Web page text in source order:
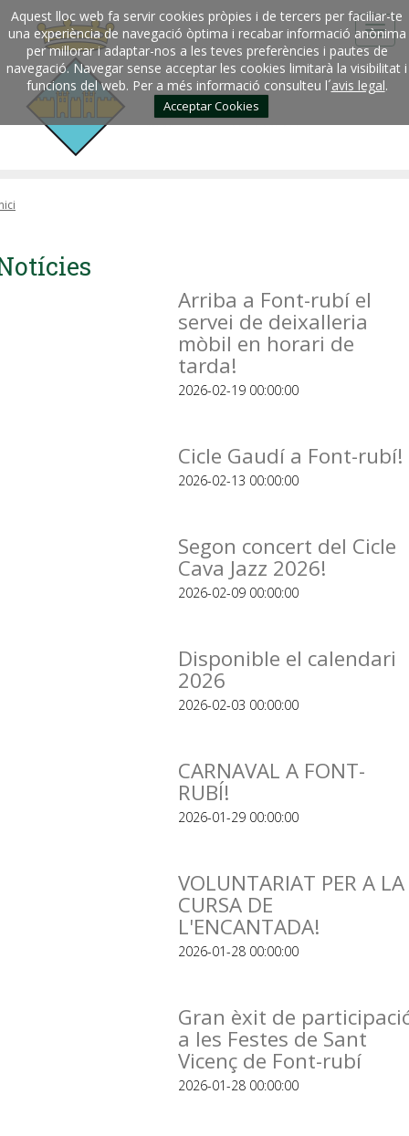
Aquest lloc web fa servir cookies pròpies i de tercers per faciliar-te
una experiència de navegació òptima i recabar informació anònima
per millorar i adaptar-nos a les teves preferències i pautes de
navegació. Navegar sense acceptar les cookies limitarà la visibilitat i
funcions del web. Per a més informació consulteu l´avis legal.
Acceptar Cookies
Arriba a Font-rubí el
servei de deixalleria
mòbil en horari de
tarda!
2026-02-19 00:00:00
Cicle Gaudí a Font-rubí!
2026-02-13 00:00:00
Segon concert del Cicle
Cava Jazz 2026!
2026-02-09 00:00:00
Disponible el calendari
2026
2026-02-03 00:00:00
CARNAVAL A FONT-
RUBÍ!
2026-01-29 00:00:00
VOLUNTARIAT PER A LA
CURSA DE
L'ENCANTADA!
2026-01-28 00:00:00
Gran èxit de
a les Festes de Sant
Vicenç de Font-rubí
2026-01-28 00:00:00